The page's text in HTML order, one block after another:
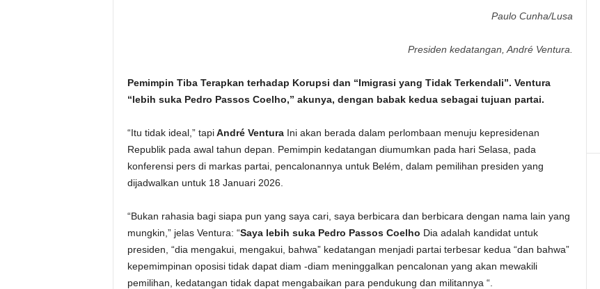
h
.
c
m
Paulo Cunha/Lusa
Presiden kedatangan, André Ventura.
Pemimpin Tiba Terapkan terhadap Korupsi dan “Imigrasi yang Tidak Terkendali”. Ventura
“lebih suka Pedro Passos Coelho,” akunya, dengan babak kedua sebagai tujuan partai.
“Itu tidak ideal,” tapiAndré VenturaIni akan berada dalam perlombaan menuju kepresidenan
Republik pada awal tahun depan. Pemimpin kedatangan diumumkan pada hari Selasa, pada
konferensi pers di markas partai, pencalonannya untuk Belém, dalam pemilihan presiden yang
dijadwalkan untuk 18 Januari 2026.
“Bukan rahasia bagi siapa pun yang saya cari, saya berbicara dan berbicara dengan nama lain yang
mungkin,” jelas Ventura: “Saya lebih suka Pedro Passos Coelho Dia adalah kandidat untuk
presiden, “dia mengakui, mengakui, bahwa” kedatangan menjadi partai terbesar kedua “dan bahwa”
kepemimpinan oposisi tidak dapat diam -diam meninggalkan pencalonan yang akan mewakili
pemilihan, kedatangan tidak dapat mengabaikan para pendukung dan militannya “.